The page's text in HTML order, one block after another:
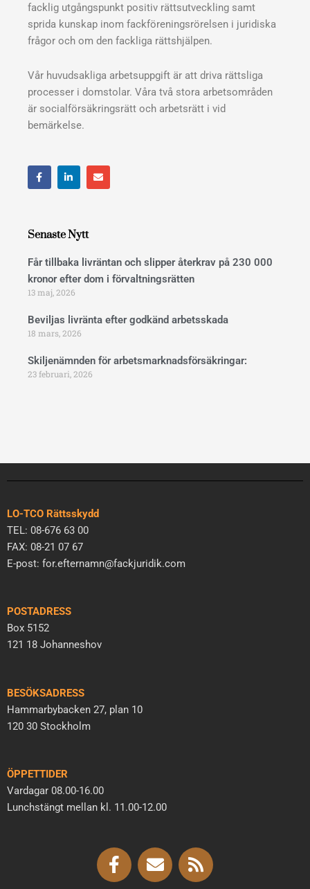
facklig utgångspunkt positiv rättsutveckling samt
sprida kunskap inom fackföreningsrörelsen i juridiska
frågor och om den fackliga rättshjälpen.
Vår huvudsakliga arbetsuppgift är att driva rättsliga
processer i domstolar. Våra två stora arbetsområden
är socialförsäkringsrätt och arbetsrätt i vid
bemärkelse.
F
a
c
k
L
i
n
i
n
E
n
v
Senaste Nytt
Får tillbaka livräntan och slipper återkrav på 230 000
kronor efter dom i förvaltningsrätten
13 maj, 2026
Beviljas livränta efter godkänd arbetsskada
18 mars, 2026
Skiljenämnden för arbetsmarknadsförsäkringar:
23 februari, 2026
LO-TCO Rättsskydd
TEL: 08-676 63 00
FAX: 08-21 07 67
E-post: for.efternamn@fackjuridik.com
POSTADRESS
Box 5152
121 18 Johanneshov
BESÖKSADRESS
Hammarbybacken 27, plan 10
120 30 Stockholm
ÖPPETTIDER
Vardagar 08.00-16.00
Lunchstängt mellan kl. 11.00-12.00
F
a
E
n
R
s